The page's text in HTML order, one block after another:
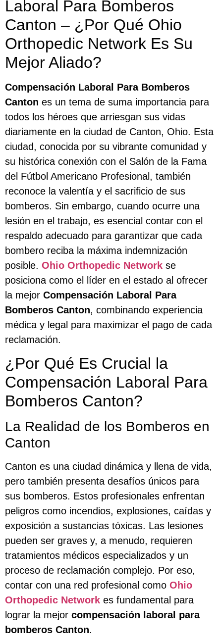
Laboral Para Bomberos
Canton – ¿Por Qué Ohio
Orthopedic Network Es Su
Mejor Aliado?
Compensación Laboral Para Bomberos
Canton es un tema de suma importancia para
todos los héroes que arriesgan sus vidas
diariamente en la ciudad de Canton, Ohio. Esta
ciudad, conocida por su vibrante comunidad y
su histórica conexión con el Salón de la Fama
del Fútbol Americano Profesional, también
reconoce la valentía y el sacrificio de sus
bomberos. Sin embargo, cuando ocurre una
lesión en el trabajo, es esencial contar con el
respaldo adecuado para garantizar que cada
bombero reciba la máxima indemnización
posible. Ohio Orthopedic Network se
posiciona como el líder en el estado al ofrecer
la mejor Compensación Laboral Para
Bomberos Canton, combinando experiencia
médica y legal para maximizar el pago de cada
reclamación.
¿Por Qué Es Crucial la
Compensación Laboral Para
Bomberos Canton?
La Realidad de los Bomberos en
Canton
Canton es una ciudad dinámica y llena de vida,
pero también presenta desafíos únicos para
sus bomberos. Estos profesionales enfrentan
peligros como incendios, explosiones, caídas y
exposición a sustancias tóxicas. Las lesiones
pueden ser graves y, a menudo, requieren
tratamientos médicos especializados y un
proceso de reclamación complejo. Por eso,
contar con una red profesional como Ohio
Orthopedic Network es fundamental para
lograr la mejor compensación laboral para
bomberos Canton.